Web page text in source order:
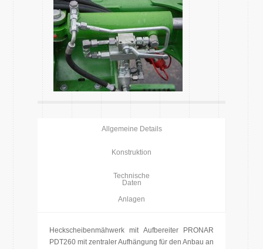
Allgemeine Details
Konstruktion
Technische
Daten
Anlagen
Heckscheibenmähwerk mit Aufbereiter PRONAR
PDT260 mit zentraler Aufhängung für den Anbau an